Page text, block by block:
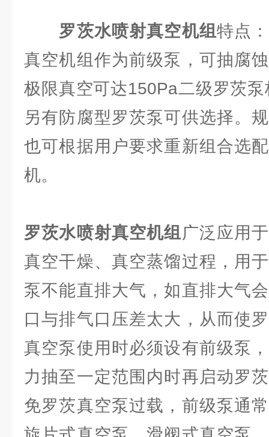
罗茨水喷射真空机组特点
真空机组作为前级泵，可抽腐
极限真空可达150Pa二级罗茨
另有防腐型罗茨泵可供选择。
也可根据用户要求重新组合选
机。
罗茨水喷射真空机组 广泛应用
真空干燥、真空蒸馏过程，用
泵不能直排大气，如直排大气
口与排气口压差太大，从而使
真空泵使用时必须设有前级泵
力抽至一定范围内时再启动罗
免罗茨真空泵过载，前级泵通